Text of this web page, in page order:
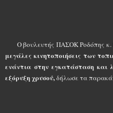
Ο βουλευτής ΠΑΣΟΚ Ροδόπης
μεγάλες κινητοποιήσεις των
ενάντια στην εγκατάσταση και
εξόρυξη χρυσού,δήλωσε τα